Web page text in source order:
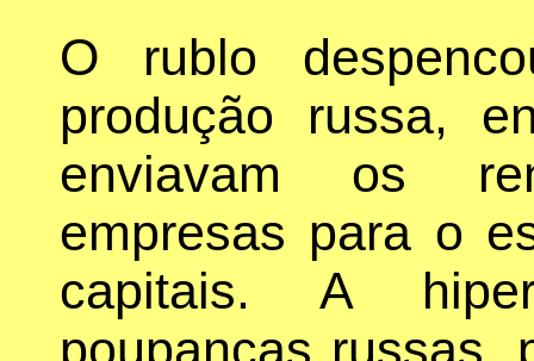
O rublo
produção russa,
enviavam os
empresas para o
capitais. A
poupanças russas,